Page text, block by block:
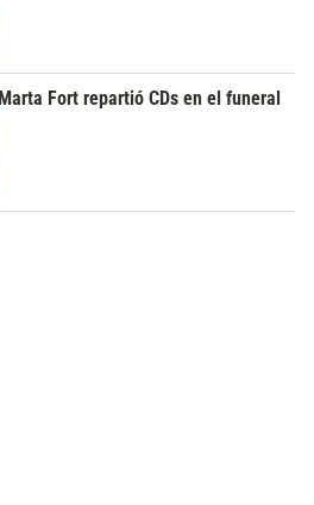
Marta Fort repartió CDs en el funeral